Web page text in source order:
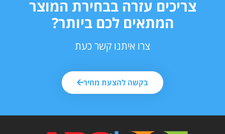
צריכים עזרה בבחירת המוצר
המתאים לכם ביותר?
צרו איתנו קשר כעת
בקשה להצעת מחיר